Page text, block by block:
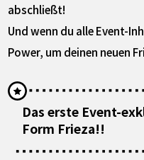
abschließt!
Und wenn du alle Event-
Power, um deinen neuen
Das erste Event-
Form Frieza!!